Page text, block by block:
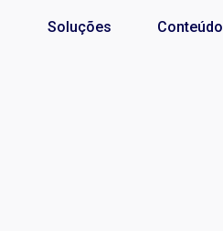
Soluções Conteúdo